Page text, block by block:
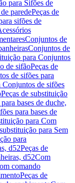
para Sifões de
paredePeças de
sifões de
Conjuntos de
Conjuntos de
para Conjuntos
de sifãoPeças de
de sifões para
Conjuntos de sifões
Peças de substituição
bases de duche,
para bases de
para Com
para Sem
para
d52Peças de
d52Com
comando
Peças de